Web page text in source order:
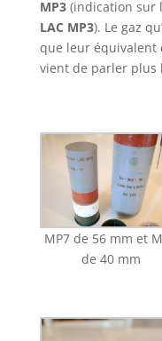
MP3 (indication sur
LAC MP3). Le gaz
que leur équivalent
vient de parler plus
MP7 de 56 mm et
de 40 mm